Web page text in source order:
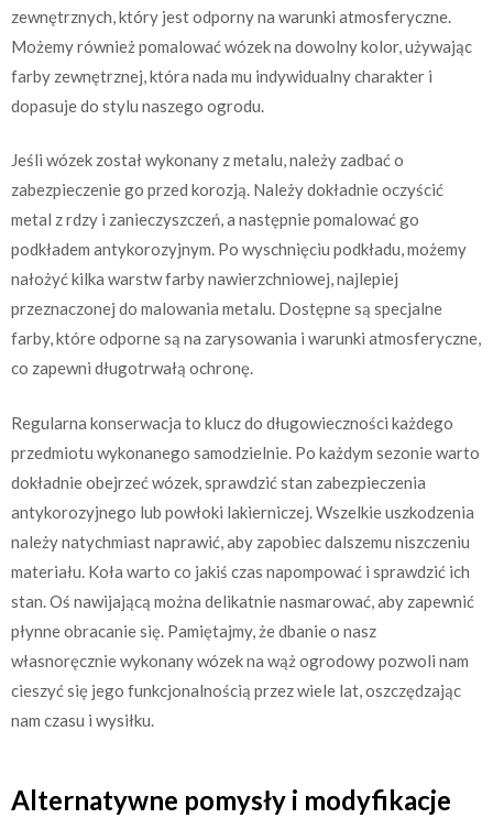
zewnętrznych, który jest odporny na warunki atmosferyczne.
Możemy również pomalować wózek na dowolny kolor, używając
farby zewnętrznej, która nada mu indywidualny charakter i
dopasuje do stylu naszego ogrodu.
Jeśli wózek został wykonany z metalu, należy zadbać o
zabezpieczenie go przed korozją. Należy dokładnie oczyścić
metal z rdzy i zanieczyszczeń, a następnie pomalować go
podkładem antykorozyjnym. Po wyschnięciu podkładu, możemy
nałożyć kilka warstw farby nawierzchniowej, najlepiej
przeznaczonej do malowania metalu. Dostępne są specjalne
farby, które odporne są na zarysowania i warunki atmosferyczne,
co zapewni długotrwałą ochronę.
Regularna konserwacja to klucz do długowieczności każdego
przedmiotu wykonanego samodzielnie. Po każdym sezonie warto
dokładnie obejrzeć wózek, sprawdzić stan zabezpieczenia
antykorozyjnego lub powłoki lakierniczej. Wszelkie uszkodzenia
należy natychmiast naprawić, aby zapobiec dalszemu niszczeniu
materiału. Koła warto co jakiś czas napompować i sprawdzić ich
stan. Oś nawijającą można delikatnie nasmarować, aby zapewnić
płynne obracanie się. Pamiętajmy, że dbanie o nasz
własnoręcznie wykonany wózek na wąż ogrodowy pozwoli nam
cieszyć się jego funkcjonalnością przez wiele lat, oszczędzając
nam czasu i wysiłku.
Alternatywne pomysły i modyfikacje